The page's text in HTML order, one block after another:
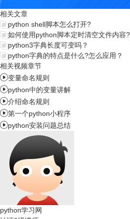
相关文章
python shell脚本怎么打开?
如何使用python脚本定时清空文件内容?
python3字典长度可变吗？
python字典的特点是什么?怎么应用？
相关视频章节
变量命名规则
python中的变量讲解
介绍命名规则
第一个python小程序
python安装问题总结
python学习网